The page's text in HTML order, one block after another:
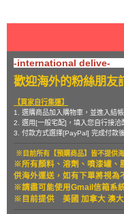
-international delive-
歡迎海外的粉絲朋友
【買家自行集運】
1. 選購商品加入購物車，並進入結帳
2. 選用[一般宅配]，填入您自行接洽
3. 付款方式選擇[PayPal] 完成付款
※目前所有【預購商品】皆不提供
※所有顏料、溶劑、噴漆罐、
供海外運送，如有下單將視為
※請盡可能使用Gmail信箱系
※目前提供 美國 加拿大 澳